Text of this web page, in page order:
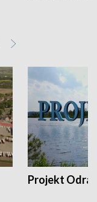
Projekt Odra